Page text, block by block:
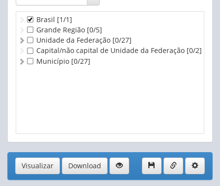
Brasil [1/1]
Grande Região [0/5]
Unidade da Federação [0/27]
Capital/não capital de Unidade da Federação [0/2]
Município [0/27]
Visualizar Download